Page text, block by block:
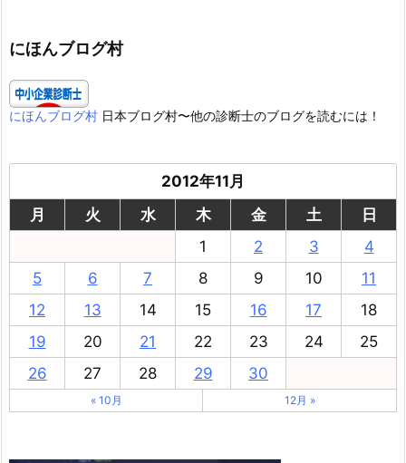
ー
にほんブログ村
にほんブログ村 日本ブログ村〜他の診断士のブログを読むには！
2012年11月
月
火 水 木 金 土
日
1
2 3
4
5
6 7 8 9 10
11
12
13 14 15 16 17
18
19
20 21 22 23 24
25
26
27 28 29 30
« 10月 12月 »